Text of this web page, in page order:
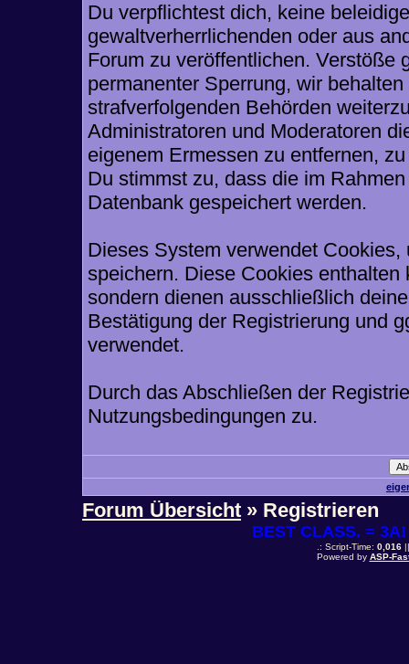
Du verpflichtest dich, keine
gewaltverherrlichenden oder aus
Forum zu veröffentlichen. Verstöße
permanenter Sperrung, wir
strafverfolgenden Behörden
Administratoren und Moderatoren
eigenem Ermessen zu entfernen,
Du stimmst zu, dass die im
Datenbank gespeichert werden.
Dieses System verwendet
speichern. Diese Cookies
sondern dienen ausschließlich
Bestätigung der Registrierung und
verwendet.
Durch das Abschließen der
Nutzungsbedingungen zu.
Forum Übersicht » Registrieren
BEST CLASS. =
.: Script-Time: 0,016||
Powered by ASP-